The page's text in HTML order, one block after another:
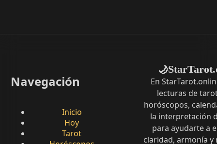
Navegación
Inicio
Hoy
Tarot
🌙
En
lecturas de
horóscopos,
la interpretación
para ayudarte a
claridad, armonía y